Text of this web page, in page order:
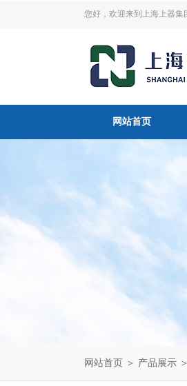
您好，欢迎来到上海上器集
网站首页
网站首页 ＞ 产品展示 ＞